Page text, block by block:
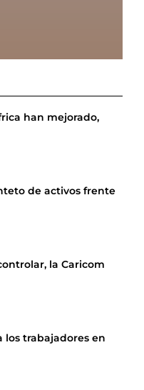
han mejorado,
de activos frente
la Caricom
los trabajadores en